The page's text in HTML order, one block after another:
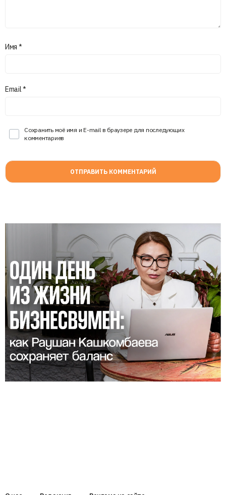
Имя *
Email*
Сохранить моё имя и E-mail в браузере для последующих
комментариев